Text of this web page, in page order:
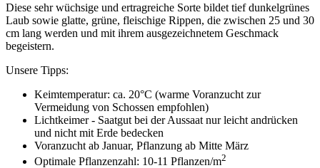
Diese sehr wüchsige und ertragreiche Sorte bildet tief dunkelgrünes
Laub sowie glatte, grüne, fleischige Rippen, die zwischen 25 und 30
cm lang werden und mit ihrem ausgezeichnetem Geschmack
begeistern.
Unsere Tipps:
Keimtemperatur: ca. 20°C (warme Voranzucht zur
Vermeidung von Schossen empfohlen)
Lichtkeimer - Saatgut bei der Aussaat nur leicht andrücken
und nicht mit Erde bedecken
Voranzucht ab Januar, Pflanzung ab Mitte März
Optimale Pflanzenzahl: 10-11 Pflanzen/m2